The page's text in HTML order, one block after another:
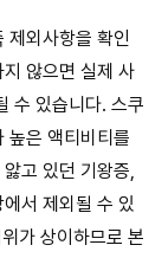
제외사항을 확인
않으면 실제 사
수 있습니다. 스쿠
높은 액티비티를
고 있던 기왕증,
서 제외될 수 있
가 상이하므로 본